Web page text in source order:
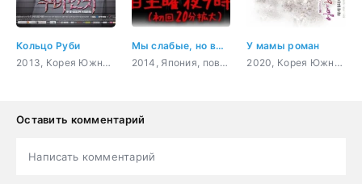
Кольцо Руби
2013, Корея Южная, романтика, драма, мелодрама
Мы слабые, но выиграем
2014, Япония, повседневность, молодость, спорт
У мамы роман
2020, Корея Южная, романтика, драма, семейный
Оставить комментарий
Написать комментарий